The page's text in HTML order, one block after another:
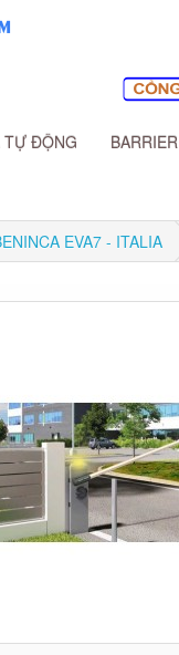
TỰ ĐỘNG BARRIER
EVA7 - ITALIA